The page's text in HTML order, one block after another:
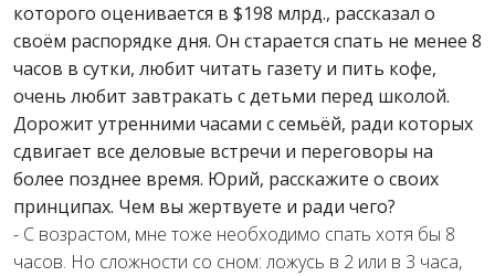
которого оценивается в $198 млрд., рассказал о
своём распорядке дня. Он старается спать не менее 8
часов в сутки, любит читать газету и пить кофе,
очень любит завтракать с детьми перед школой.
Дорожит утренними часами с семьёй, ради которых
сдвигает все деловые встречи и переговоры на
более позднее время. Юрий, расскажите о своих
принципах. Чем вы жертвуете и ради чего?
- С возрастом, мне тоже необходимо спать хотя бы 8
часов. Но сложности со сном: ложусь в 2 или в 3 часа,